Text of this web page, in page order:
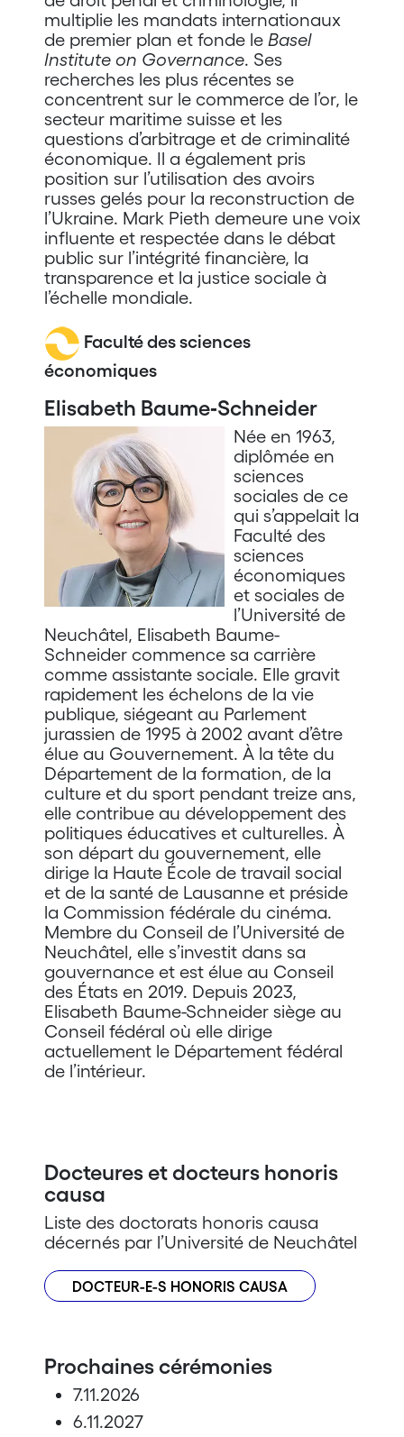
multiplie les mandats internationaux
de premier plan et fonde le Basel
Institute on Governance. Ses
recherches les plus récentes se
concentrent sur le commerce de l’or, le
secteur maritime suisse et les
questions d’arbitrage et de criminalité
économique. Il a également pris
position sur l’utilisation des avoirs
russes gelés pour la reconstruction de
l’Ukraine. Mark Pieth demeure une voix
influente et respectée dans le débat
public sur l’intégrité financière, la
transparence et la justice sociale à
l’échelle mondiale.
Faculté des sciences
économiques
Elisabeth Baume‑Schneider
Née en 1963,
diplômée en
sciences
sociales de ce
qui s’appelait la
Faculté des
sciences
économiques
et sociales de
l’Université de
Neuchâtel, Elisabeth Baume-
Schneider commence sa carrière
comme assistante sociale. Elle gravit
rapidement les échelons de la vie
publique, siégeant au Parlement
jurassien de 1995 à 2002 avant d’être
élue au Gouvernement. À la tête du
Département de la formation, de la
culture et du sport pendant treize ans,
elle contribue au développement des
politiques éducatives et culturelles. À
son départ du gouvernement, elle
dirige la Haute École de travail social
et de la santé de Lausanne et préside
la Commission fédérale du cinéma.
Membre du Conseil de l’Université de
Neuchâtel, elle s’investit dans sa
gouvernance et est élue au Conseil
des États en 2019. Depuis 2023,
Elisabeth Baume-Schneider siège au
Conseil fédéral où elle dirige
actuellement le Département fédéral
de l’intérieur.
Docteures et docteurs honoris
causa
Liste des doctorats honoris causa
décernés par l’Université de Neuchâtel
DOCTEUR-E-S HONORIS CAUSA
Prochaines cérémonies
7.11.2026
6.11.2027